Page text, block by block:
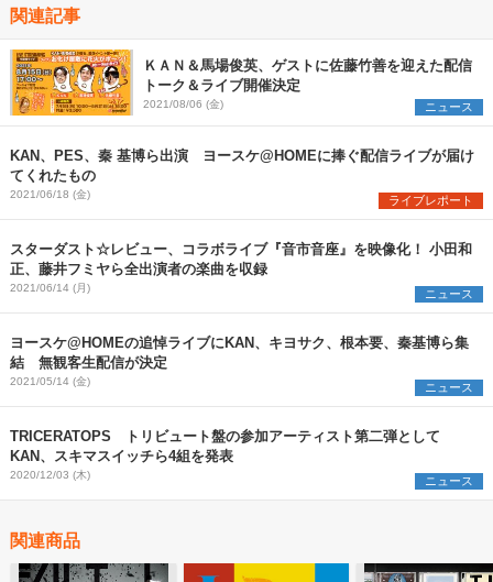
関連記事
ＫＡＮ＆馬場俊英、ゲストに佐藤竹善を迎えた配信
トーク＆ライブ開催決定
2021/08/06 (金) ニュース
KAN、PES、秦 基博ら出演 ヨースケ@HOMEに捧ぐ配信ライブが届け
てくれたもの
2021/06/18 (金) ライブレポート
スターダスト☆レビュー、コラボライブ『音市音座』を映像化！ 小田和
正、藤井フミヤら全出演者の楽曲を収録
2021/06/14 (月) ニュース
ヨースケ@HOMEの追悼ライブにKAN、キヨサク、根本要、秦基博ら集
結 無観客生配信が決定
2021/05/14 (金) ニュース
TRICERATOPS トリビュート盤の参加アーティスト第二弾として
KAN、スキマスイッチら4組を発表
2020/12/03 (木) ニュース
関連商品